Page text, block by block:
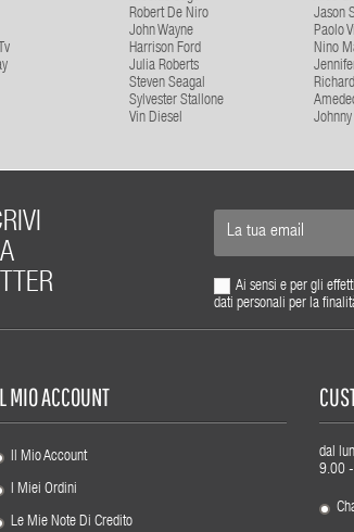
Robert De Niro
Jason
John Wayne
Paolo
Harrison Ford
Nino
Julia Roberts
Steven Seagal
Sylvester Stallone
Vin Diesel
Ai sensi e per gli
dati personali per la
MIO ACCOUNT
Il Mio Account
I Miei Ordini
Le Mie Note Di Credito
dal
9.00